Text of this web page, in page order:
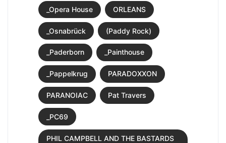
_Opera House ORLEANS
_Osnabrück (Paddy Rock)
_Paderborn _Painthouse
_Pappelkrug PARADOXXON
PARANOIAC Pat Travers
_PC69
PHIL CAMPBELL AND THE BASTARDS